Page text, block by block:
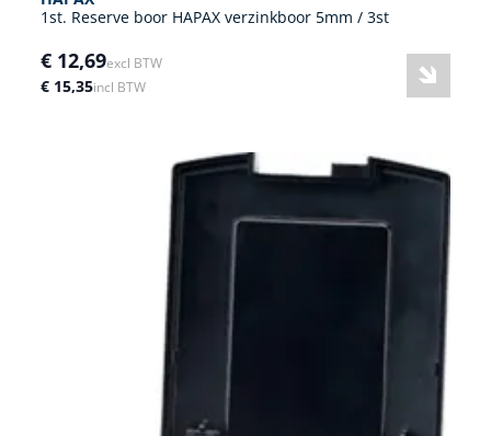
1st. Reserve boor HAPAX verzinkboor 5mm / 3st
€ 12,69excl BTW
€ 15,35incl BTW